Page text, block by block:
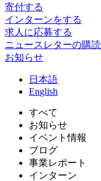
寄付する
インターンをする
求人に応募する
ニュースレターの購読
お知らせ
日 本語
English
すべて
お知らせ
イベント情報
ブログ
事業レポート
インターン